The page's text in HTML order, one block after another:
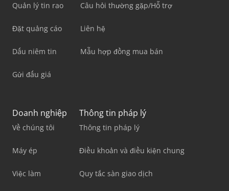
Quản lý tin rao
Đặt quảng cáo
Dấu niêm tin
Gửi đấu giá
Câu hỏi thường gặp/Hỗ trợ
Liên hệ
Mẫu hợp đồng mua bán
Doanh nghiệp
Về chúng tôi
Máy ép
Việc làm
Thông tin pháp lý
Thông tin pháp lý
Điều khoản và điều kiện chung
Quy tắc sàn giao dịch